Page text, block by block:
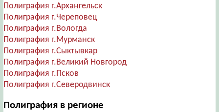
Полиграфия г.Архангельск
Полиграфия г.Череповец
Полиграфия г.Вологда
Полиграфия г.Мурманск
Полиграфия г.Сыктывкар
Полиграфия г.Великий Новгород
Полиграфия г.Псков
Полиграфия г.Северодвинск
Полиграфия в регионе